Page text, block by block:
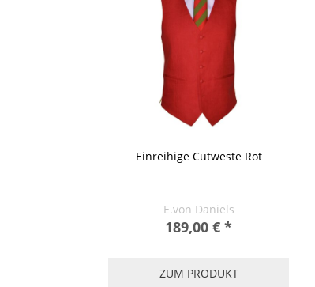
Einreihige Cutweste Rot
E.von Daniels
189,00 € *
ZUM PRODUKT